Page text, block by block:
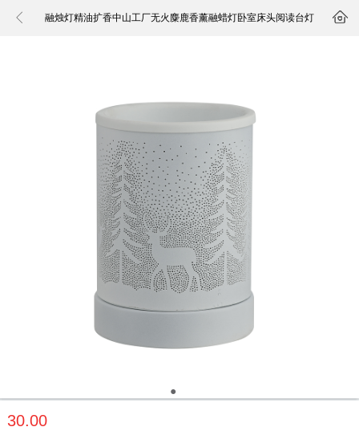
 融烛灯精油扩香中山工厂无火麋鹿香薰融蜡灯卧室床头阅读台灯 
●
30.00